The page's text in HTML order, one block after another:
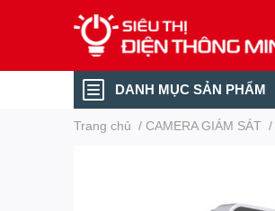
DANH MỤC SẢN PHẨM
Trang chủ / CAMERA GIÁM SÁT /